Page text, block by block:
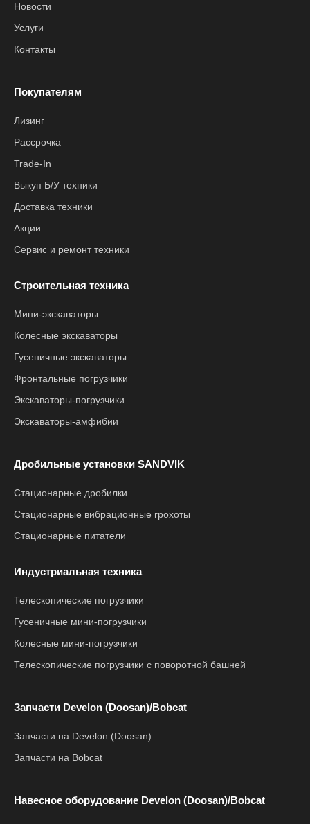
Новости
Услуги
Контакты
Покупателям
Лизинг
Рассрочка
Trade-In
Выкуп Б/У техники
Доставка техники
Акции
Сервис и ремонт техники
Строительная техника
Мини-экскаваторы
Колесные экскаваторы
Гусеничные экскаваторы
Фронтальные погрузчики
Экскаваторы-погрузчики
Экскаваторы-амфибии
Дробильные установки SANDVIK
Стационарные дробилки
Стационарные вибрационные грохоты
Стационарные питатели
Индустриальная техника
Телескопические погрузчики
Гусеничные мини-погрузчики
Колесные мини-погрузчики
Телескопические погрузчики с поворотной башней
Запчасти Develon (Doosan)/Bobcat
Запчасти на Develon (Doosan)
Запчасти на Bobcat
Навесное оборудование Develon (Doosan)/Bobcat